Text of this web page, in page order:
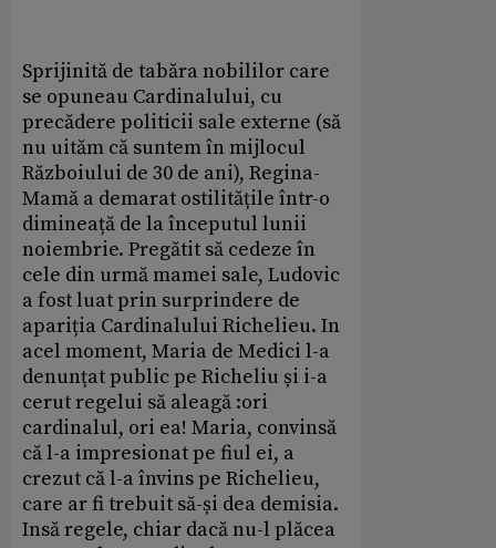
Sprijinită de tabăra nobililor care
se opuneau Cardinalului, cu
precădere politicii sale externe (să
nu uităm că suntem în mijlocul
Războiului de 30 de ani), Regina-
Mamă a demarat ostilitățile într-o
dimineață de la începutul lunii
noiembrie. Pregătit să cedeze în
cele din urmă mamei sale, Ludovic
a fost luat prin surprindere de
apariția Cardinalului Richelieu. In
acel moment, Maria de Medici l-a
denunțat public pe Richeliu și i-a
cerut regelui să aleagă :ori
cardinalul, ori ea! Maria, convinsă
că l-a impresionat pe fiul ei, a
crezut că l-a învins pe Richelieu,
care ar fi trebuit să-și dea demisia.
Insă regele, chiar dacă nu-l plăcea